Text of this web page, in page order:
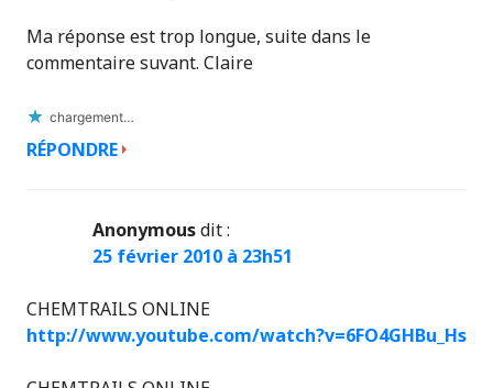
Ma réponse est trop longue, suite dans le
commentaire suvant. Claire
chargement…
RÉPONDRE
Anonymousdit :
25 février 2010 à 23h51
CHEMTRAILS ONLINE
http://www.youtube.com/watch?v=6FO4GHBu_Hs